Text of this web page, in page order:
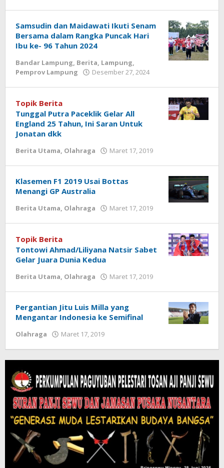
Samsudin dan Maidawati Ikuti Senam
Bersama dalam Rangka Puncak Hari
Ibu ke- 96 Tahun 2024
Bandar Lampung, Berita, Lampung,
Pemprov Lampung
Desember 27, 2024
Topik Berita
Tunggal Putra Paceklik Gelar All
England 25 Tahun, Ini Saran Untuk
Jonatan dkk
Berita Utama, Olahraga Maret 17, 2019
Klasemen F1 2019 Usai Bottas
Menangi GP Australia
Berita Utama, Olahraga Maret 17, 2019
Topik Berita
Tontowi Ahmad/Liliyana Natsir Sabet
Gelar Juara Dunia Kedua
Berita Utama, Olahraga Maret 17, 2019
Pergantian Jitu Luis Milla yang
Mengantar Indonesia ke Semifinal
Olahraga Maret 17, 2019